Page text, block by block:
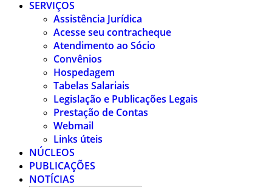
SERVIÇOS
Assistência Jurídica
Acesse seu contracheque
Atendimento ao Sócio
Convênios
Hospedagem
Tabelas Salariais
Legislação e Publicações Legais
Prestação de Contas
Webmail
Links úteis
NÚCLEOS
PUBLICAÇÕES
NOTÍCIAS